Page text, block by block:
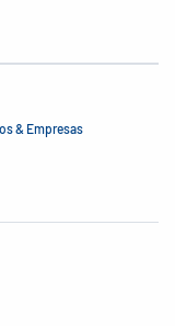
& Empresas